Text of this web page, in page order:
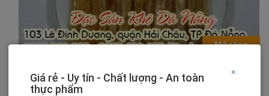
Mở rộng
×
Giá rẻ - Uy tín - Chất lượng - An toàn
thực phẩm